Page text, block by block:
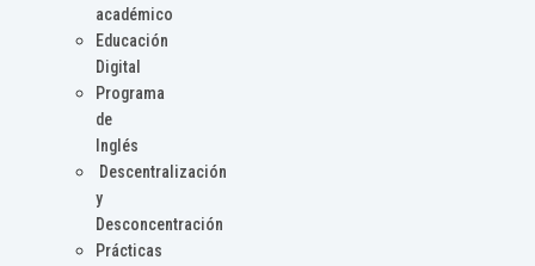
académico
Educación
Digital
Programa
de
Inglés
Descentralización
y
Desconcentración
Prácticas